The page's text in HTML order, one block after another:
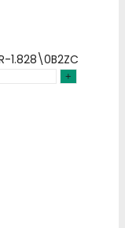
1.828\0B2ZC